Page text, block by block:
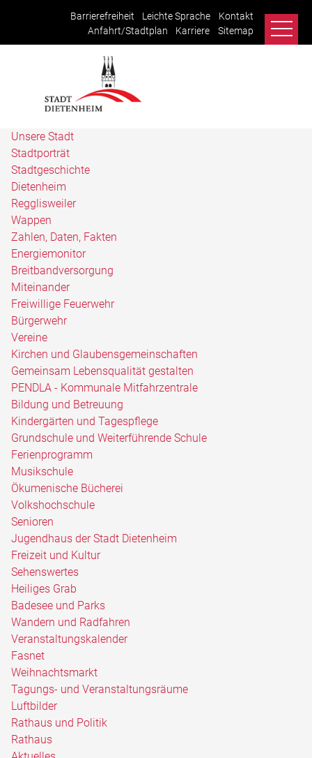
Barrierefreiheit Leichte Sprache
Kontakt
Anfahrt/Stadtplan
Karriere Sitemap
Unsere Stadt
Stadtporträt
Stadtgeschichte
Dietenheim
Regglisweiler
Wappen
Zahlen, Daten, Fakten
Energiemonitor
Breitbandversorgung
Miteinander
Freiwillige Feuerwehr
Bürgerwehr
Vereine
Kirchen und Glaubensgemeinschaften
Gemeinsam Lebensqualität gestalten
PENDLA - Kommunale Mitfahrzentrale
Bildung und Betreuung
Kindergärten und Tagespflege
Grundschule und Weiterführende Schule
Ferienprogramm
Musikschule
Ökumenische Bücherei
Volkshochschule
Senioren
Jugendhaus der Stadt Dietenheim
Freizeit und Kultur
Sehenswertes
Heiliges Grab
Badesee und Parks
Wandern und Radfahren
Veranstaltungskalender
Fasnet
Weihnachtsmarkt
Tagungs- und Veranstaltungsräume
Luftbilder
Rathaus und Politik
Rathaus